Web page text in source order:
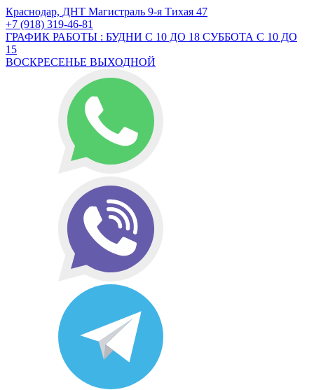
Краснодар, ДНТ Магистраль 9-я Тихая 47
+7 (918) 319-46-81
ГРАФИК РАБОТЫ : БУДНИ С 10 ДО 18 СУББОТА С 10 ДО
15
ВОСКРЕСЕНЬЕ ВЫХОДНОЙ